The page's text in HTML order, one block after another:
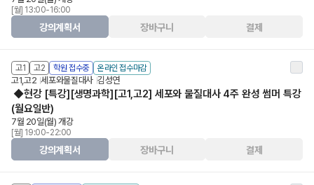
[월] 13:00-16:00
강의계획서 장바구니 결제
고1 고2 학원 접수중 온라인 접수마감
고1,고2 세포와물질대사 김성연
◆현강 [특강][생명과학][고1,고2] 세포와 물질대사 4주 완성 썸머 특강
(월요일반)
7월 20일(월) 개강
[월] 19:00-22:00
강의계획서 장바구니 결제